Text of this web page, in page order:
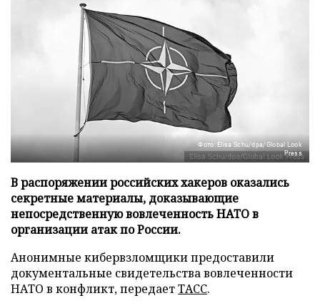
Фото: Elisa Schu/dpa/Global Look
Press
В распоряжении российских хакеров оказались
секретные материалы, доказывающие
непосредственную вовлеченность НАТО в
организации атак по России.
Анонимные кибервзломщики предоставили
документальные свидетельства вовлеченности
НАТО в конфликт, передаетТАСС.